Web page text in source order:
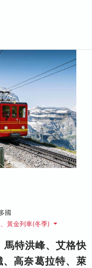
國
黃金列車(冬季)
特洪峰、艾格快
高奈葛拉特、萊